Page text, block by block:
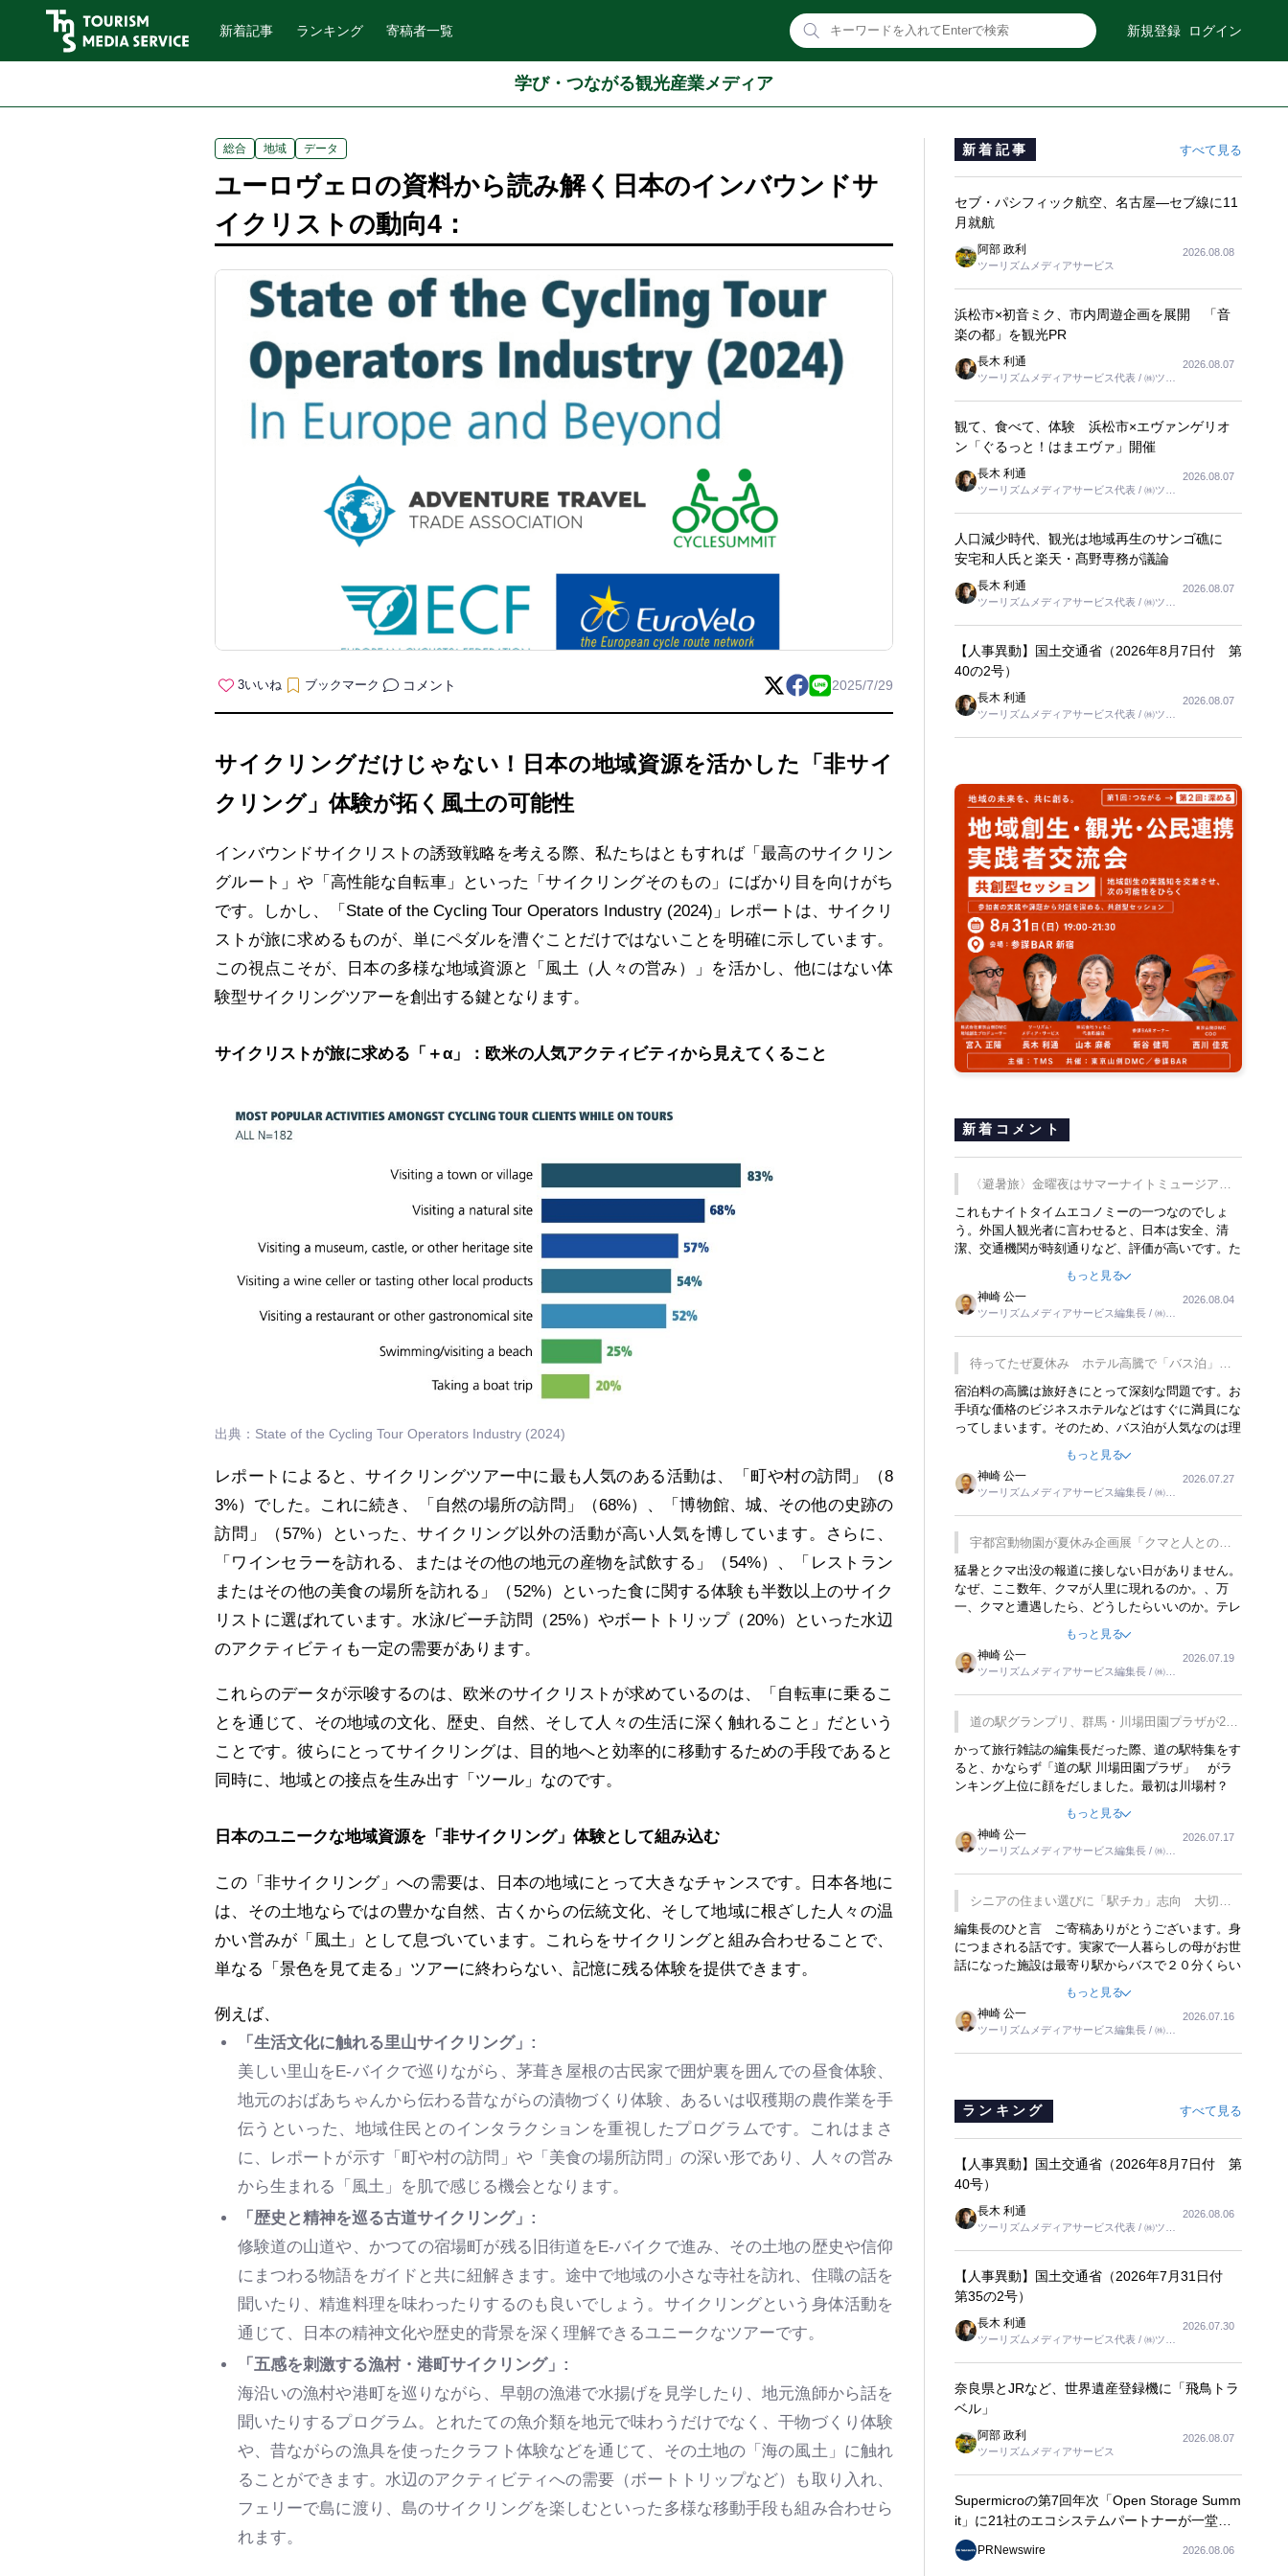
新着記事 ランキング 寄稿者一覧 新規登録 ログイン
学び・つながる観光産業メディア
総合 地域 データ
ユーロヴェロの資料から読み解く日本のインバウンドサ
イクリストの動向4：
3いいね ブックマーク コメント 2025/7/29
サイクリングだけじゃない！日本の地域資源を活かした「非サイ
クリング」体験が拓く風土の可能性
インバウンドサイクリストの誘致戦略を考える際、私たちはともすれば「最高のサイクリン
グルート」や「高性能な自転車」といった「サイクリングそのもの」にばかり目を向けがち
です。しかし、「State of the Cycling Tour Operators Industry (2024)」レポートは、サイクリ
ストが旅に求めるものが、単にペダルを漕ぐことだけではないことを明確に示しています。
この視点こそが、日本の多様な地域資源と「風土（人々の営み）」を活かし、他にはない体
験型サイクリングツアーを創出する鍵となります。
サイクリストが旅に求める「＋α」：欧米の人気アクティビティから見えてくること
出典：State of the Cycling Tour Operators Industry (2024)
レポートによると、サイクリングツアー中に最も人気のある活動は、「町や村の訪問」（8
3%）でした。これに続き、「自然の場所の訪問」（68%）、「博物館、城、その他の史跡の
訪問」（57%）といった、サイクリング以外の活動が高い人気を博しています。さらに、
「ワインセラーを訪れる、またはその他の地元の産物を試飲する」（54%）、「レストラン
またはその他の美食の場所を訪れる」（52%）といった食に関する体験も半数以上のサイク
リストに選ばれています。水泳/ビーチ訪問（25%）やボートトリップ（20%）といった水辺
のアクティビティも一定の需要があります。
これらのデータが示唆するのは、欧米のサイクリストが求めているのは、「自転車に乗るこ
とを通じて、その地域の文化、歴史、自然、そして人々の生活に深く触れること」だという
ことです。彼らにとってサイクリングは、目的地へと効率的に移動するための手段であると
同時に、地域との接点を生み出す「ツール」なのです。
日本のユニークな地域資源を「非サイクリング」体験として組み込む
この「非サイクリング」への需要は、日本の地域にとって大きなチャンスです。日本各地に
は、その土地ならではの豊かな自然、古くからの伝統文化、そして地域に根ざした人々の温
かい営みが「風土」として息づいています。これらをサイクリングと組み合わせることで、
単なる「景色を見て走る」ツアーに終わらない、記憶に残る体験を提供できます。
例えば、
「生活文化に触れる里山サイクリング」:
美しい里山をE-バイクで巡りながら、茅葺き屋根の古民家で囲炉裏を囲んでの昼食体験、
地元のおばあちゃんから伝わる昔ながらの漬物づくり体験、あるいは収穫期の農作業を手
伝うといった、地域住民とのインタラクションを重視したプログラムです。これはまさ
に、レポートが示す「町や村の訪問」や「美食の場所訪問」の深い形であり、人々の営み
から生まれる「風土」を肌で感じる機会となります。
「歴史と精神を巡る古道サイクリング」:
修験道の山道や、かつての宿場町が残る旧街道をE-バイクで進み、その土地の歴史や信仰
にまつわる物語をガイドと共に紐解きます。途中で地域の小さな寺社を訪れ、住職の話を
聞いたり、精進料理を味わったりするのも良いでしょう。サイクリングという身体活動を
通じて、日本の精神文化や歴史的背景を深く理解できるユニークなツアーです。
「五感を刺激する漁村・港町サイクリング」:
海沿いの漁村や港町を巡りながら、早朝の漁港で水揚げを見学したり、地元漁師から話を
聞いたりするプログラム。とれたての魚介類を地元で味わうだけでなく、干物づくり体験
や、昔ながらの漁具を使ったクラフト体験などを通じて、その土地の「海の風土」に触れ
ることができます。水辺のアクティビティへの需要（ボートトリップなど）も取り入れ、
フェリーで島に渡り、島のサイクリングを楽しむといった多様な移動手段も組み合わせら
れます。
新着記事 すべて見る
セブ・パシフィック航空、名古屋―セブ線に11
月就航
阿部 政利
ツーリズムメディアサービス
2026.08.08
浜松市×初音ミク、市内周遊企画を展開 「音
楽の都」を観光PR
長木 利通
ツーリズムメディアサービス代表 / ㈱ツー
2026.08.07
観て、食べて、体験 浜松市×エヴァンゲリオ
ン「ぐるっと！はまエヴァ」開催
長木 利通
ツーリズムメディアサービス代表 / ㈱ツー
2026.08.07
人口減少時代、観光は地域再生のサンゴ礁に
安宅和人氏と楽天・髙野専務が議論
長木 利通
ツーリズムメディアサービス代表 / ㈱ツー
2026.08.07
【人事異動】国土交通省（2026年8月7日付 第
40の2号）
長木 利通
ツーリズムメディアサービス代表 / ㈱ツー
2026.08.07
新着コメント
〈避暑旅〉金曜夜はサマーナイトミュージア
ム、都立6施設で
これもナイトタイムエコノミーの一つなのでしょ
う。外国人観光者に言わせると、日本は安全、清
潔、交通機関が時刻通りなど、評価が高いです。た
す。そのような意味で、金曜夜にこのようなイベン
トが行われれば、日本人に限らず外国人にとっても
楽しみが増えるでしょうね。
もっと見る
神崎 公一
ツーリズムメディアサービス編集長 / ㈱ツ
2026.08.04
待ってたぜ夏休み ホテル高騰で「バス泊」人
気
宿泊料の高騰は旅好きにとって深刻な問題です。お
手頃な価格のビジネスホテルなどはすぐに満員にな
ってしまいます。そのため、バス泊が人気なのは理
行をした時は、移動はグレイハウンドバスでした。
夕方から夜の便を利用してホテル代を浮かせていま
した。ただし、若いからできたことです。若い人が
夜行バスで京都に行った、青森に行ったと聞くと、
疲れが残らないのかなと思ってしまいます。
もっと見る
神崎 公一
ツーリズムメディアサービス編集長 / ㈱ツ
2026.07.27
宇都宮動物園が夏休み企画展「クマと人との距
離」を7月20日から開催
猛暑とクマ出没の報道に接しない日がありません。
なぜ、ここ数年、クマが人里に現れるのか。、万
一、クマと遭遇したら、どうしたらいいのか。テレ
るなんてことは、冗談でもいえません。そんな中
で、この企画展はタイムリーですね。
もっと見る
神崎 公一
ツーリズムメディアサービス編集長 / ㈱ツ
2026.07.19
道の駅グランプリ、群馬・川場田園プラザが2連
覇
かって旅行雑誌の編集長だった際、道の駅特集をす
ると、かならず「道の駅 川場田園プラザ」 がラ
ンキング上位に顔をだしました。最初は川場村？
れ永井 彰一社長にインタビューしたら、興味深い
話が次々が飛び出しました。プレゼンも巧みで、今
でも思い出すことが２つあります。一つは、従業員
に東京ディズニーランドを見学させ、サービス業、
接客業の何かを理解してもらっていることです。
もう一つは1800円もするプレミアムヨーグルトを
販売するにあたり、社内に懸念もあったそうです。
永井社長は、駐車場に都内ナンバーの高級外車が停
まっていることに目をつけ、高級商品でも売れると
確信したそうです。今回の記事を懐かしく読みまし
もっと見る
神崎 公一
ツーリズムメディアサービス編集長 / ㈱ツ
2026.07.17
シニアの住まい選びに「駅チカ」志向 大切な
のは出かけたくなる暮らし
編集長のひと言 ご寄稿ありがとうございます。身
につまされる話です。実家で一人暮らしの母がお世
話になった施設は最寄り駅からバスで２０分くらい
りました。母の住まいから近いという理由で、その
施設を選択したのですが、私と妹にとっては、半日
仕事ででした。シニアの住まい選びは、当人だけで
はなく、世話をする家族の足の便も考えない外池な
もっと見る
神崎 公一
ツーリズムメディアサービス編集長 / ㈱ツ
2026.07.16
ランキング すべて見る
【人事異動】国土交通省（2026年8月7日付 第
40号）
長木 利通
ツーリズムメディアサービス代表 / ㈱ツー
2026.08.06
【人事異動】国土交通省（2026年7月31日付
第35の2号）
長木 利通
ツーリズムメディアサービス代表 / ㈱ツー
2026.07.30
奈良県とJRなど、世界遺産登録機に「飛鳥トラ
ベル」
阿部 政利
ツーリズムメディアサービス
2026.08.07
Supermicroの第7回年次「Open Storage Summ
it」に21社のエコシステムパートナーが一堂に
会し、エンタープライズAIの大規模導入に関す
る実践的なガイダンスを共有
PRNewswire 2026.08.06